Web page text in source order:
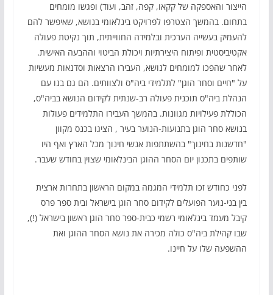
הייצור והאספקה של קקאו, קפה, זהב, ועוד) ופגשו מומחים
בתחום. בהמשך הצטרפו לפרויקט בינלאומי בנושא, שאיפשר להם
להעמיק בעשייה הערכית ובלמידה החווייתית, תוך נקיטת פעולה
אקטיביסטית ופיתוח היצירתיות ויכולת הביטוי וההבעה האישית.
לאחר שהפכו למומחים לנושא, העבירו הרצאות וסדנאות מעשיות
על "חיים וסחר הוגן" לתלמידי ביה"ס ולצוותים. הם גם בנו עם
הנהלת ביה"ס תוכנית פעולה רב-שנתית לקידום הנושא בביה"ס,
הכוללת פעילויות מגוונות. בהמשך העבירו התלמידים פעולות
בנושא סחר הוגן בתנועות-הנוער בעיר , הציגו בכנס מקוון
"חדשנות בחינוך" בהשתתפות אנשי חינוך מכל הארץ ואף היו
שותפים בתכנון יום הסחר ההוגן הבינלאומי שצוין בחודש שעבר.
לפני כחודש זכו תלמידי המגמה במקום הראשון בתחרות ארצית
בין בני-נוער הפועלים לקידום סחר הוגן בישראל ובית ספר פרס
קיבל מעמד בינלאומי רשמי כבית-ספר סחר הוגן ראשון בישראל (!),
שבו קהילת ביה"ס כולה מכירה את נושא הסחר ההוגן ואת
ההשפעה שלו על חיינו.